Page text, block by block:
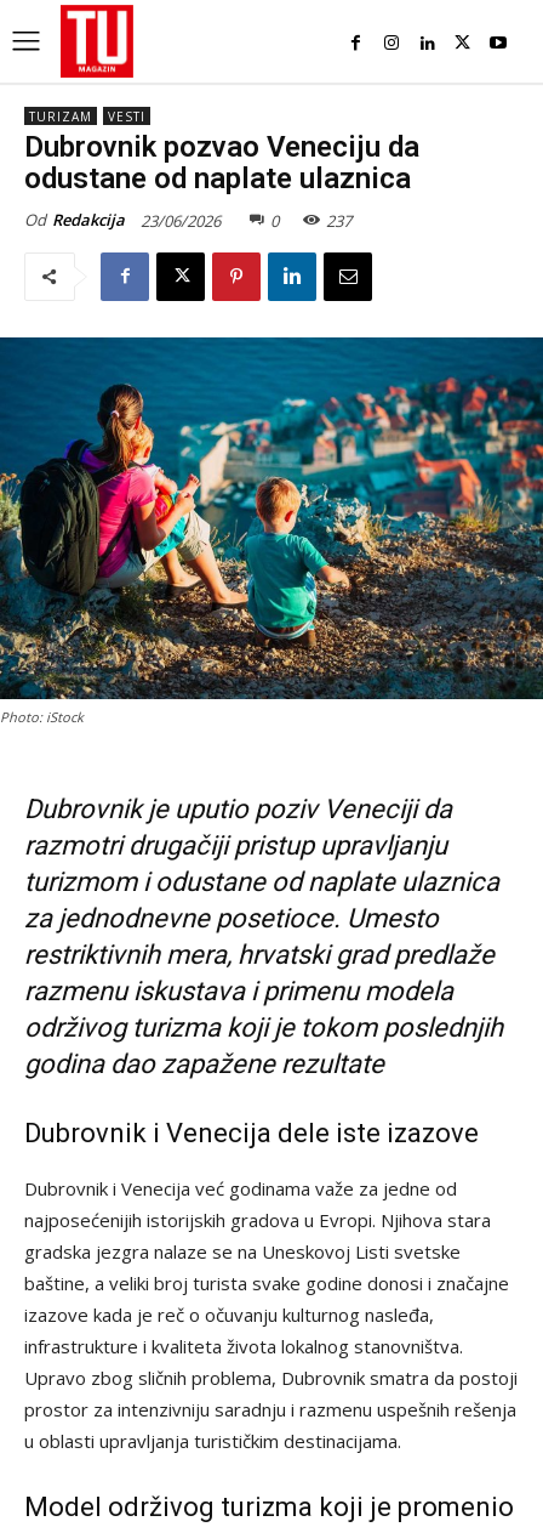
TURIZAM VESTI
Dubrovnik pozvao Veneciju da
odustane od naplate ulaznica
Od Redakcija 23/06/2026 0 237
Photo: iStock
Dubrovnik je uputio poziv Veneciji da
razmotri drugačiji pristup upravljanju
turizmom i odustane od naplate ulaznica
za jednodnevne posetioce. Umesto
restriktivnih mera, hrvatski grad predlaže
razmenu iskustava i primenu modela
održivog turizma koji je tokom poslednjih
godina dao zapažene rezultate
Dubrovnik i Venecija dele iste izazove
Dubrovnik i Venecija već godinama važe za jedne od
najposećenijih istorijskih gradova u Evropi. Njihova stara
gradska jezgra nalaze se na Uneskovoj Listi svetske
baštine, a veliki broj turista svake godine donosi i značajne
izazove kada je reč o očuvanju kulturnog nasleđa,
infrastrukture i kvaliteta života lokalnog stanovništva.
Upravo zbog sličnih problema, Dubrovnik smatra da postoji
prostor za intenzivniju saradnju i razmenu uspešnih rešenja
u oblasti upravljanja turističkim destinacijama.
Model održivog turizma koji je promenio